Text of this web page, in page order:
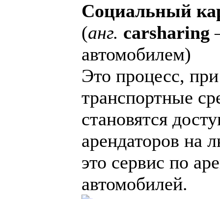
Социальный
(анг. carsharing
автомобилем)
Это процесс,
транспортные
становятся
арендаторов на
это сервис по
автомобилей.